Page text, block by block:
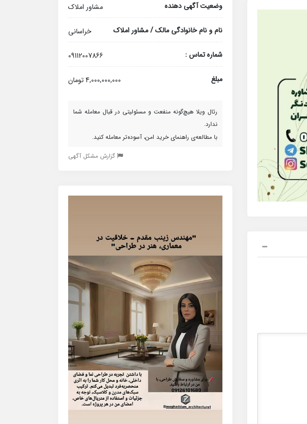
وضعیت آگهی دهنده مشاور املاک
نام و نام خانوادگی مالک / مشاور املاک خراسانی
شماره تماس : 09112007866
مبلغ 4,000,000,000 تومان
رئال ویلا هیچ‌گونه منفعت و مسئولیتی در قبال معامله شما
ندارد.
با مطالعه‌ی راهنمای خرید امن، آسوده‌تر معامله کنید.
گزارش مشکل آگهی